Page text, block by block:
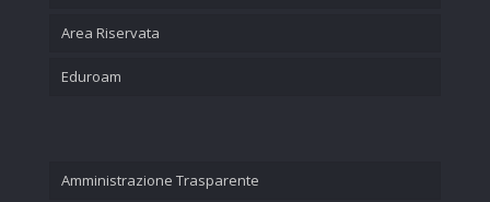
Area Riservata
Eduroam
Amministrazione Trasparente